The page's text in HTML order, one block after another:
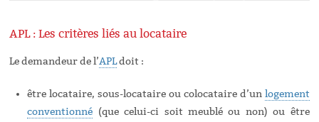
APL : Les critères liés au locataire
Le demandeur de l’APLdoit :
être locataire, sous-locataire ou colocataire d’un logement
conventionné (que celui-ci soit meublé ou non) ou être